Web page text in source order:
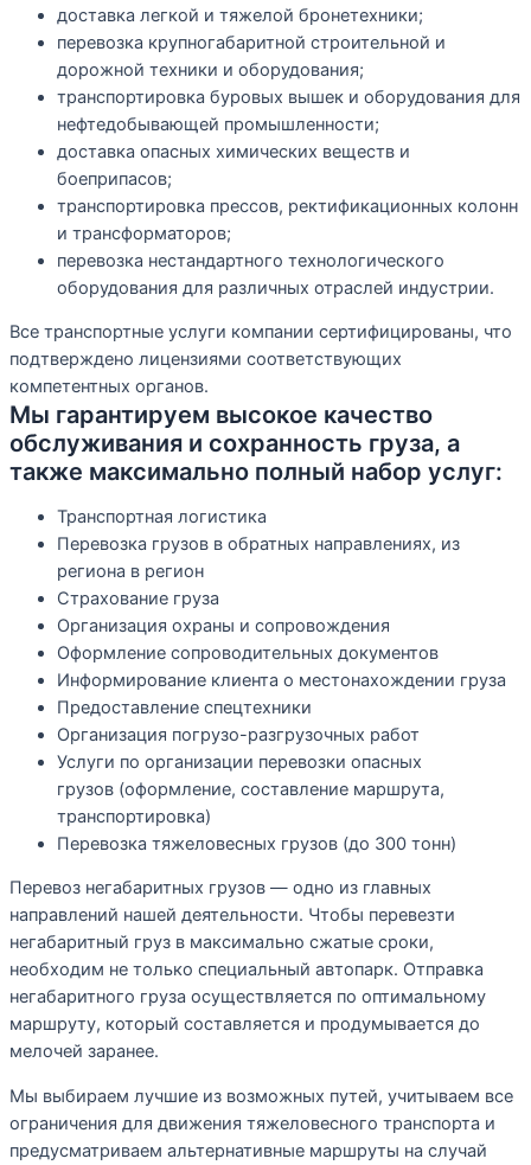
доставка легкой и тяжелой бронетехники;
перевозка крупногабаритной строительной и
дорожной техники и оборудования;
транспортировка буровых вышек и оборудования для
нефтедобывающей промышленности;
доставка опасных химических веществ и
боеприпасов;
транспортировка прессов, ректификационных колонн
и трансформаторов;
перевозка нестандартного технологического
оборудования для различных отраслей индустрии.
Все транспортные услуги компании сертифицированы, что
подтверждено лицензиями соответствующих
компетентных органов.
Мы гарантируем высокое качество
обслуживания и сохранность груза, а
также максимально полный набор услуг:
Транспортная логистика
Перевозка грузов в обратных направлениях, из
региона в регион
Страхование груза
Организация охраны и сопровождения
Оформление сопроводительных документов
Информирование клиента о местонахождении груза
Предоставление спецтехники
Организация погрузо-разгрузочных работ
Услуги по организации перевозки опасных
грузов (оформление, составление маршрута,
транспортировка)
Перевозка тяжеловесных грузов (до 300 тонн)
Перевоз негабаритных грузов — одно из главных
направлений нашей деятельности. Чтобы перевезти
негабаритный груз в максимально сжатые сроки,
необходим не только специальный автопарк. Отправка
негабаритного груза осуществляется по оптимальному
маршруту, который составляется и продумывается до
мелочей заранее.
Мы выбираем лучшие из возможных путей, учитываем все
ограничения для движения тяжеловесного транспорта и
предусматриваем альтернативные маршруты на случай